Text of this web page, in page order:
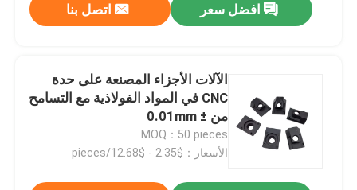
المنزل
فيديوهات
افضل سعر اتصل بنا
الآلات الأجزاء المصنعة على حدة
CNC في المواد الفولاذية مع التسامح
من ± 0.01mm
MOQ：50 pieces
الأسعار：$2.35 - $12.68/pieces